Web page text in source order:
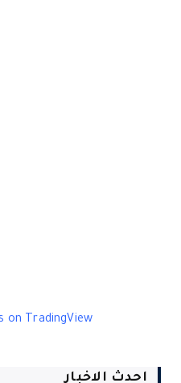
on TradingView
احدث الاخبار